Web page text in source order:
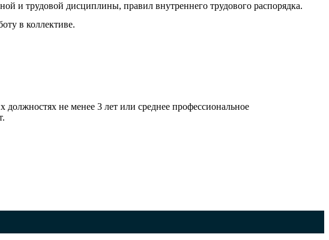
и трудовой дисциплины, правил внутреннего трудового распорядка.
в коллективе.
не менее 3 лет или среднее профессиональное